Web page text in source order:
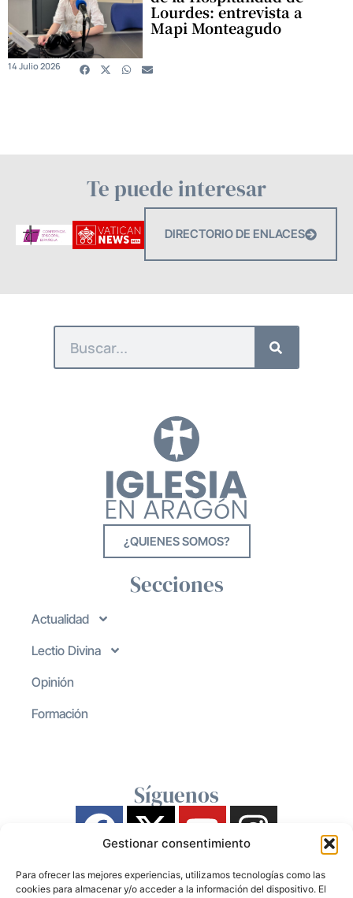
Gestionar consentimiento
Para ofrecer las mejores experiencias, utilizamos tecnologías como las
cookies para almacenar y/o acceder a la información del dispositivo. El
Lourdes: entrevista a
Mapi Monteagudo
14 Julio 2026
Te puede interesar
DIRECTORIO DE ENLACES
¿QUIENES SOMOS?
Secciones
Actualidad
Lectio Divina
Opinión
Formación
Síguenos